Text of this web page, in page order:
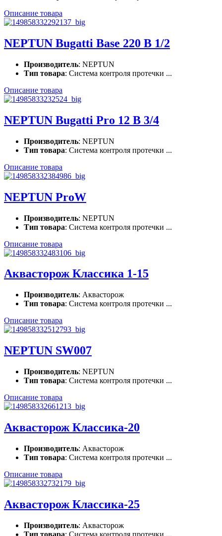
Описание товара
NEPTUN Bugatti Base 220 В 1/2
Производитель: NEPTUN
Тип товара: Система контроля протечки ...
Описание товара
NEPTUN Bugatti Pro 12 B 3/4
Производитель: NEPTUN
Тип товара: Система контроля протечки ...
Описание товара
NEPTUN ProW
Производитель: NEPTUN
Тип товара: Система контроля протечки ...
Описание товара
Аквасторож Классика 1-15
Производитель: Аквасторож
Тип товара: Система контроля протечки ...
Описание товара
NEPTUN SW007
Производитель: NEPTUN
Тип товара: Система контроля протечки ...
Описание товара
Аквасторож Классика-20
Производитель: Аквасторож
Тип товара: Система контроля протечки ...
Описание товара
Аквасторож Классика-25
Производитель: Аквасторож
Тип товара: Система контроля протечки ...